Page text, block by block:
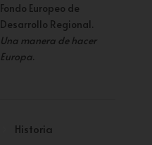
Fondo Europeo de
Desarrollo Regional.
Una manera de hacer
Europa.
Historia